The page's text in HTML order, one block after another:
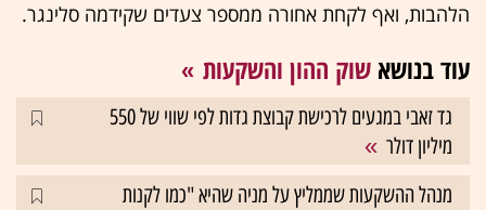
הלהבות, ואף לקחת אחורה ממספר צעדים שקידמה סלינגר.
עוד בנושא שוק ההון והשקעות
גד זאבי במגעים לרכישת קבוצת גדות לפי שווי של 550
מיליון דולר
מנהל ההשקעות שממליץ על מניה שהיא "כמו לקנות